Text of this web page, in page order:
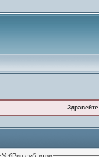
Здравейте